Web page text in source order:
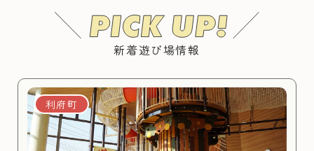
新着遊び場情報
利府町